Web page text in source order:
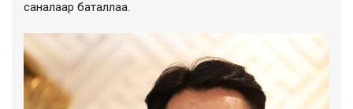
саналаар баталлаа.